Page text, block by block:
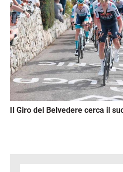
Il Giro del Belvedere cerca il